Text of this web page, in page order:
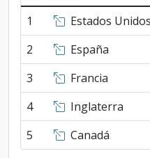
1
Estados Unidos
2
España
3
Francia
4
Inglaterra
5
Canadá